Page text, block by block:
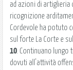
ad azioni di artiglieria
ricognizione
Cordevole ha potuto
sul forte La Corte e
10. Continuano
dovuti all'attività